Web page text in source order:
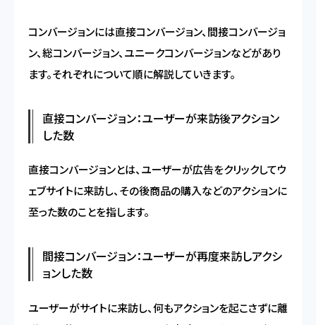
コンバージョンには直接コンバージョン、間接コンバージョ
ン、総コンバージョン、ユニークコンバージョンなどがあり
ます。それぞれについて順に解説していきます。
直接コンバージョン：ユーザーが来訪後アクション
した数
直接コンバージョンとは、ユーザーが広告をクリックしてウ
ェブサイトに来訪し、その後商品の購入などのアクションに
至った数のことを指します。
間接コンバージョン：ユーザーが再度来訪しアクシ
ョンした数
ユーザーがサイトに来訪し、何もアクションを起こさずに離